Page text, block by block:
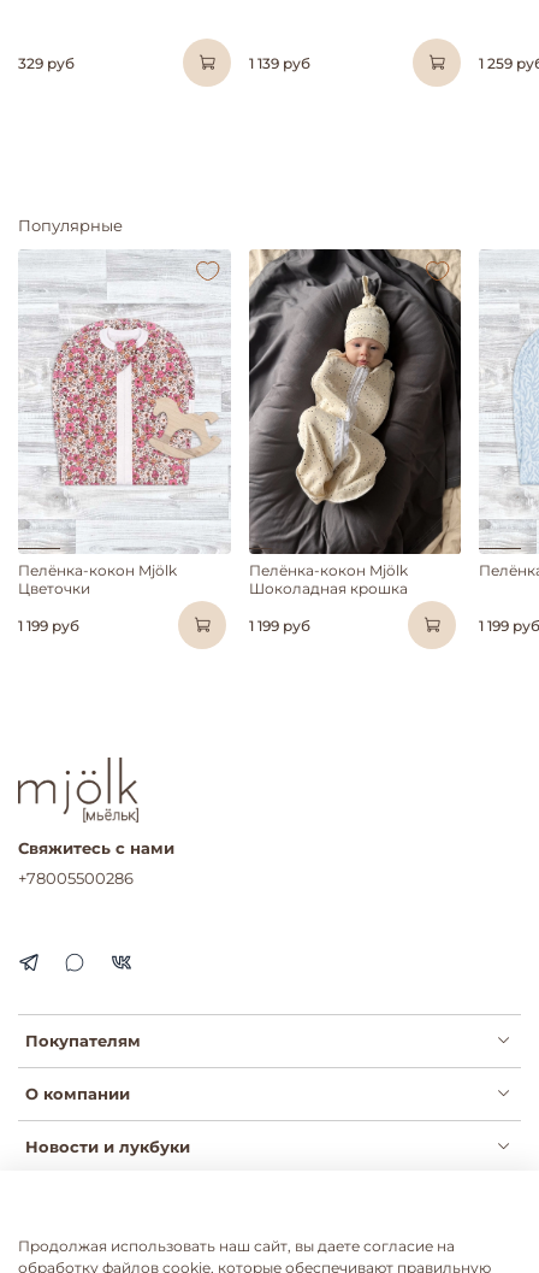
329 руб 1 139 руб 1 259
Популярные
Пелёнка-кокон Mjölk
Цветочки
1 199 руб
Пелёнка-кокон Mjölk
Шоколадная крошка
1 199 руб 1 199 руб
Покупателям
О компании
Новости и лукбуки
Свяжитесь с нами
+78005500286
Публичная оферта Политика конфиденциальности
Продолжая использовать наш сайт, вы даете согласие на
обработку файлов cookie, которые обеспечивают правильную